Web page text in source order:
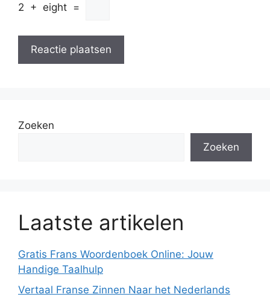
2 + eight =
Zoeken
Zoeken
Laatste artikelen
Gratis Frans Woordenboek Online: Jouw
Handige Taalhulp
Vertaal Franse Zinnen Naar het Nederlands